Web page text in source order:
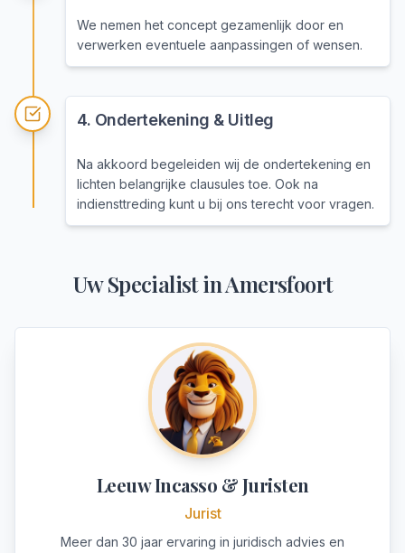
We nemen het concept gezamenlijk door en
verwerken eventuele aanpassingen of wensen.
4. Ondertekening & Uitleg
Na akkoord begeleiden wij de ondertekening en
lichten belangrijke clausules toe. Ook na
indiensttreding kunt u bij ons terecht voor vragen.
Uw Specialist inAmersfoort
Leeuw Incasso & Juristen
Jurist
Meer dan 30 jaar ervaring in juridisch advies en